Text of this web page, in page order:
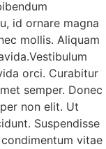
id ornare magna
mollis. Aliquam
orci. Curabitur
semper. Donec
non elit. Ut
Suspendisse
vitae